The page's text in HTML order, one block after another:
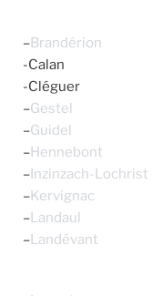
–Brandérion
-Calan
-Cléguer
–Gestel
–Guidel
–Hennebont
–Inzinzach-Lochrist
–Kervignac
–Landaul
–Landévant